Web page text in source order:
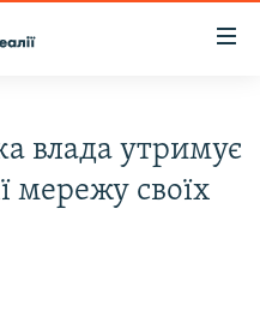
влада утримує
мережу своїх